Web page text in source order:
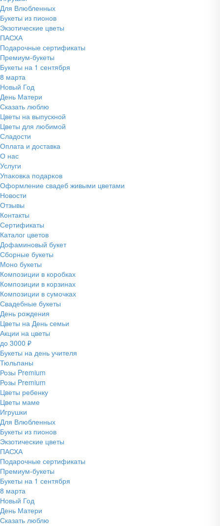
Для Влюбленных
Букеты из пионов
Экзотические цветы
ПАСХА
Подарочные сертификаты
Премиум-букеты
Букеты на 1 сентября
8 марта
Новый Год
День Матери
Сказать люблю
Цветы на выпускной
Цветы для любимой
Сладости
Оплата и доставка
О нас
Услуги
Упаĸовĸа подарĸов
Оформление свадеб живыми цветами
Новости
Отзывы
Контакты
Сертификаты
Каталог цветов
Дофаминовый букет
Сборные букеты
Моно букеты
Композиции в коробках
Композиции в корзинах
Композиции в сумочках
Свадебные букеты
День рождения
Цветы на День семьи
Акции на цветы
до 3000 ₽
Букеты на день учителя
Тюльпаны
Розы Premium
Розы Premium
Цветы ребенку
Цветы маме
Игрушки
Для Влюбленных
Букеты из пионов
Экзотические цветы
ПАСХА
Подарочные сертификаты
Премиум-букеты
Букеты на 1 сентября
8 марта
Новый Год
День Матери
Сказать люблю